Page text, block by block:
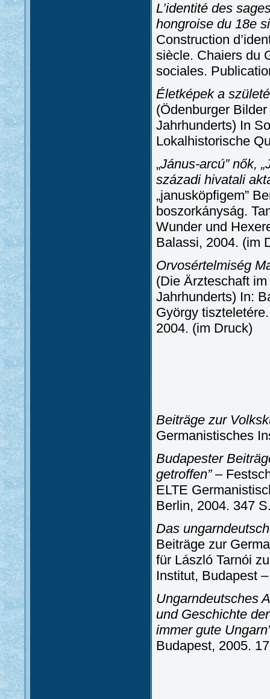
L’identité des
hongroise du 18e
Construction
siècle. Chaiers du
sociales.
Életképek a
(Ödenburger
Jahrhunderts) In
Lokalhistorische
„Jánus-arcú” nők,
századi hivatali
„janusköpfigem”
boszorkányság.
Wunder und
Balassi, 2004. (im
Orvosértelmiség
(Die Ärzteschaft
Jahrhunderts) In:
György
2004. (im Druck)
Beiträge zur
Germanistisches
Budapester
getroffen”–
ELTE
Berlin, 2004. 347
Das
Beiträge zur
für László Tarnói
Institut, Budapest
Ungarndeutsches
und Geschichte
immer gute
Budapest, 2005.